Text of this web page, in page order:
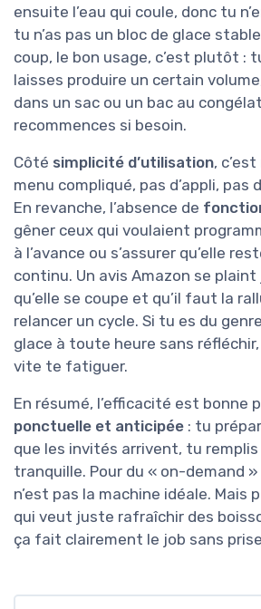
ensuite l’eau qui coule, donc tu
tu n’as pas un bloc de glace
coup, le bon usage, c’est plutôt :
laisses produire un certain
dans un sac ou un bac au
recommences si besoin.
Côté simplicité d’utilisation,
menu compliqué, pas d’appli, pas
En revanche, l’absence de
gêner ceux qui voulaient
à l’avance ou s’assurer qu’elle
continu. Un avis Amazon se
qu’elle se coupe et qu’il faut la
relancer un cycle. Si tu es du
glace à toute heure sans
vite te fatiguer.
En résumé, l’efficacité est bonne
ponctuelle et anticipée : tu
que les invités arrivent, tu
tranquille. Pour du « on-demand
n’est pas la machine idéale. Mais
qui veut juste rafraîchir des
ça fait clairement le job sans